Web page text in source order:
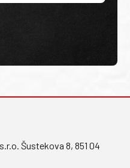
Šustekova 8, 851 04